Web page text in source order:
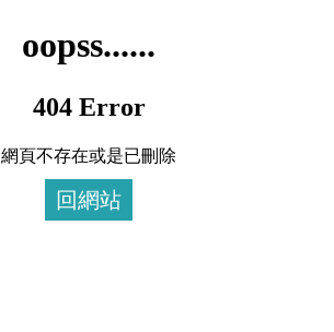
oopss......
404 Error
網頁不存在或是已刪除
回網站